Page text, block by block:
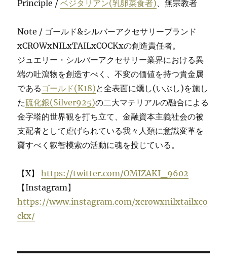
Principle /ベジタリアン(乳卵菜食者) 、無宗教者
Note / ゴールド&シルバーアクセサリーブランド
xCROWxNILxTAILxCOCKxの創造責任者。
ジュエリー・シルバーアクセサリー業界における異
端の吐瀉物を創造すべく、不変の価値を持つ貴金属
である ゴールド(K18)と全表面に燻し(いぶし)を施し
た硫化銀(Silver925)の二大マテリアルの融合による
金字塔的世界観を打ち立て、金融資本主義社会の被
支配者として虐げられている我々人類に意識変革を
齎すべく叡智模索の活動に魂を投じている。
【X】https://twitter.com/OMIZAKI_9602
【Instagram】
https://www.instagram.com/xcrowxnilxtailxco
ckx/